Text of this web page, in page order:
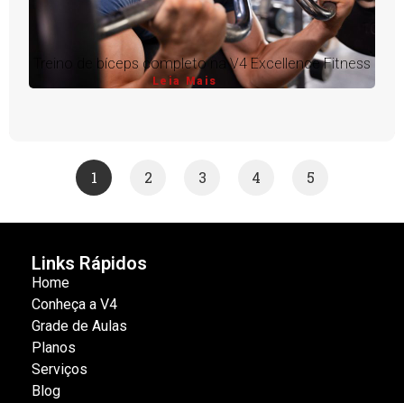
Treino de bíceps completo na V4 Excellence Fitness
Leia Mais
1 2 3 4 5
Links Rápidos
Home
Conheça a V4
Grade de Aulas
Planos
Serviços
Blog